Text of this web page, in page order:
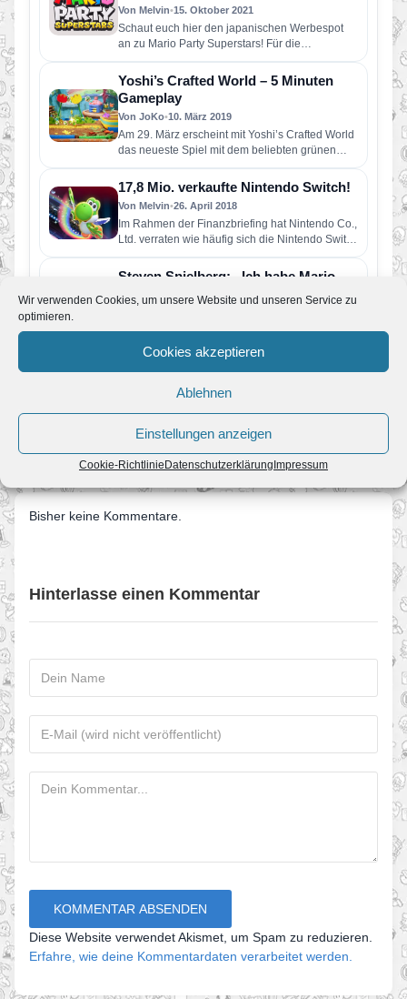
Wir verwenden Cookies, um unsere Website und unseren Service zu
optimieren.
Cookies akzeptieren
Ablehnen
Einstellungen anzeigen
Cookie-Richtlinie Datenschutzerklärung Impressum
Von Melvin•15. Oktober 2021
Schaut euch hier den japanischen Werbespot
an zu Mario Party Superstars! Für die
Vermarktung in Japan konnte Nintendo…
Yoshi’s Crafted World – 5 Minuten
Gameplay
Von JoKo•10. März 2019
Am 29. März erscheint mit Yoshi’s Crafted World
das neueste Spiel mit dem beliebten grünen
Dino in der…
17,8 Mio. verkaufte Nintendo Switch!
Von Melvin•26. April 2018
Im Rahmen der Finanzbriefing hat Nintendo Co.,
Ltd. verraten wie häufig sich die Nintendo Switch
bis Ende März…
Steven Spielberg: „Ich habe Mario
auf der PlayStation gespielt.“
Im Interview mit Kyodo wurde der Regisseur
Steven Spielberg bezüglich seines neuen Films
Ready Player One gefragt, ob…
← Update der Woche
Bisher keine Kommentare.
Hinterlasse einen Kommentar
Diese Website verwendet Akismet, um Spam zu reduzieren.
Erfahre, wie deine Kommentardaten verarbeitet werden.